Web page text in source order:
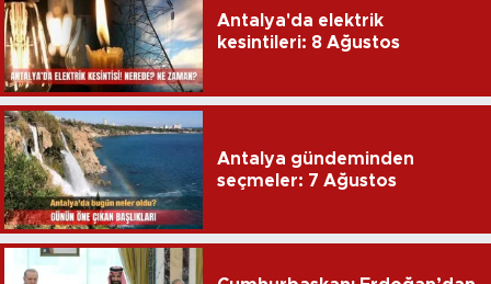
Antalya'da elektrik
kesintileri: 8 Ağustos
Antalya gündeminden
seçmeler: 7 Ağustos